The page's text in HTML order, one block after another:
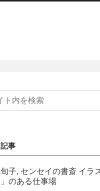
事
子, センセイの書斎 イラ
」のある仕事場